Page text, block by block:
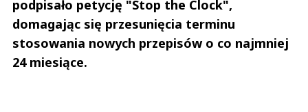
podpisało petycję "Stop the Clock",
domagając się przesunięcia terminu
stosowania nowych przepisów o co najmniej
24 miesiące.